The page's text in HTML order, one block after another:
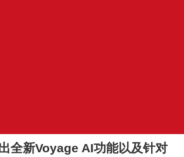
全新Voyage AI功能以及针对